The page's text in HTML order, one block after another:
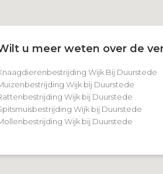
u meer weten over de
Wijk Bij Duurstede
Wijk bij Duurstede
Wijk bij Duurstede
Wijk bij Duurstede
Wijk bij Duurstede